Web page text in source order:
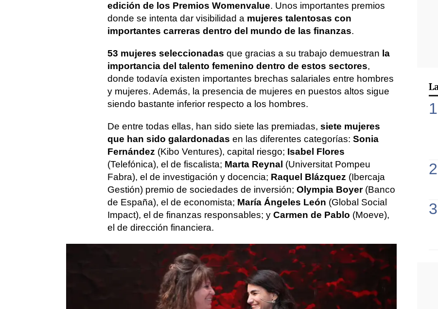
edición de los Premios Womenvalue. Unos importantes premios
donde se intenta dar visibilidad a mujeres talentosas con
importantes carreras dentro del mundo de las finanzas.
53 mujeres seleccionadas que gracias a su trabajo demuestran la
importancia del talento femenino dentro de estos sectores,
donde todavía existen importantes brechas salariales entre hombres
y mujeres. Además, la presencia de mujeres en puestos altos sigue
siendo bastante inferior respecto a los hombres.
De entre todas ellas, han sido siete las premiadas, siete mujeres
que han sido galardonadas en las diferentes categorías: Sonia
Fernández (Kibo Ventures), capital riesgo; Isabel Flores
(Telefónica), el de fiscalista; Marta Reynal (Universitat Pompeu
Fabra), el de investigación y docencia; Raquel Blázquez (Ibercaja
Gestión) premio de sociedades de inversión; Olympia Boyer(Banco
de España), el de economista; María Ángeles León (Global Social
Impact), el de finanzas responsables; y Carmen de Pablo (Moeve),
el de dirección financiera.